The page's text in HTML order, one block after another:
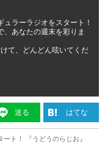
ラーラジオをスタート！
、あなたの週末を彩りま
て、どんどん呟いてくだ
送る はてな
ト！ 『うどうのらじお』